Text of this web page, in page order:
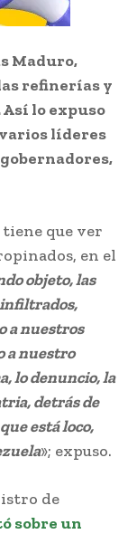
Maduro,
refinerías y
lo expuso
varios líderes
tiene que ver
en el
objeto, las
a nuestros
a nuestro
lo denuncio, la
detrás de
está loco,
»; expuso.
de
sobre un